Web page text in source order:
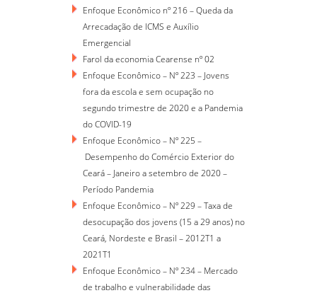
Enfoque Econômico nº 216 – Queda da
Arrecadação de ICMS e Auxílio
Emergencial
Farol da economia Cearense nº 02
Enfoque Econômico – Nº 223 – Jovens
fora da escola e sem ocupação no
segundo trimestre de 2020 e a Pandemia
do COVID-19
Enfoque Econômico – Nº 225 –
Desempenho do Comércio Exterior do
Ceará – Janeiro a setembro de 2020 –
Período Pandemia
Enfoque Econômico – Nº 229 – Taxa de
desocupação dos jovens (15 a 29 anos) no
Ceará, Nordeste e Brasil – 2012T1 a
2021T1
Enfoque Econômico – Nº 234 – Mercado
de trabalho e vulnerabilidade das